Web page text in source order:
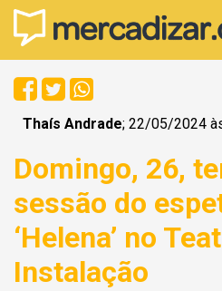
Thaís Andrade; 22/05/2024
Domingo, 26,
sessão do
‘Helena’ no
Instalação